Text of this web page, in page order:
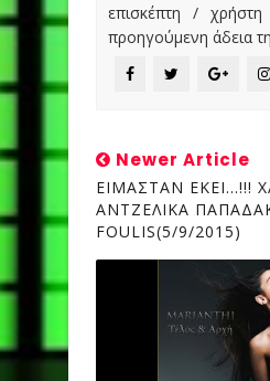
επισκέπτη /
προηγούμενη άδεια
Newer Article
ΕΙΜΑΣΤΑΝ ΕΚΕΙ...!!!
ΑΝΤΖΕΛΙΚΑ
FOULIS(5/9/2015)